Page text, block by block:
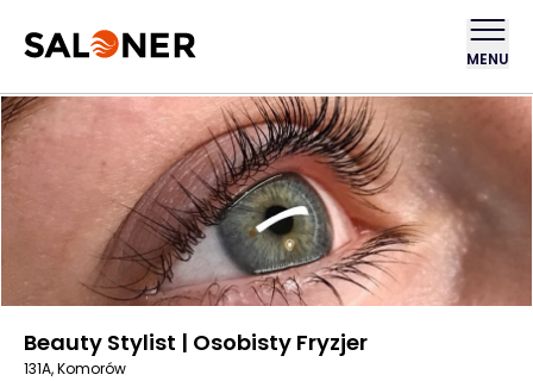
MENU
Beauty Stylist | Osobisty Fryzjer
131A, Komorów